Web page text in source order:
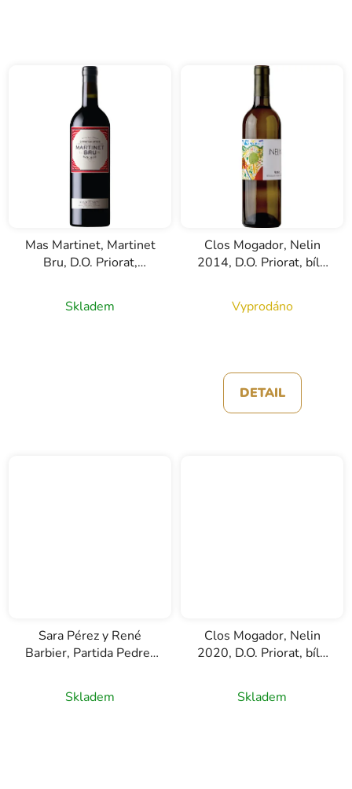
Mas Martinet, Martinet
Bru, D.O. Priorat,
Skladem
Clos Mogador, Nelin
2014, D.O. Priorat, bílé
Vyprodáno
DETAIL
Sara Pérez y René
Barbier, Partida Pedrer
ružové víno, 0,75l
Skladem
Clos Mogador, Nelin
2020, D.O. Priorat, bílé
Skladem